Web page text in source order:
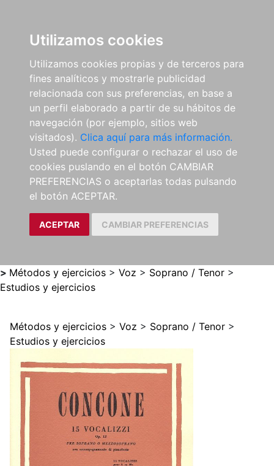
Utilizamos cookies
Utilizamos cookies propias y de terceros para
fines analíticos y mostrarle publicidad
relacionada con sus preferencias, en base a
un perfil elaborado a partir de su hábitos de
navegación (por ejemplo, sitios web
visitados). Clica aquí para más información.
Usted puede configurar o rechazar el uso de
cookies puslando en el botón CAMBIAR
PREFERENCIAS o aceptarlas todas pulsando
el botón ACEPTAR.
ACEPTAR CAMBIAR PREFERENCIAS
> Métodos y ejercicios > Voz > Soprano / Tenor >
Estudios y ejercicios
Métodos y ejercicios > Voz > Soprano / Tenor >
Estudios y ejercicios